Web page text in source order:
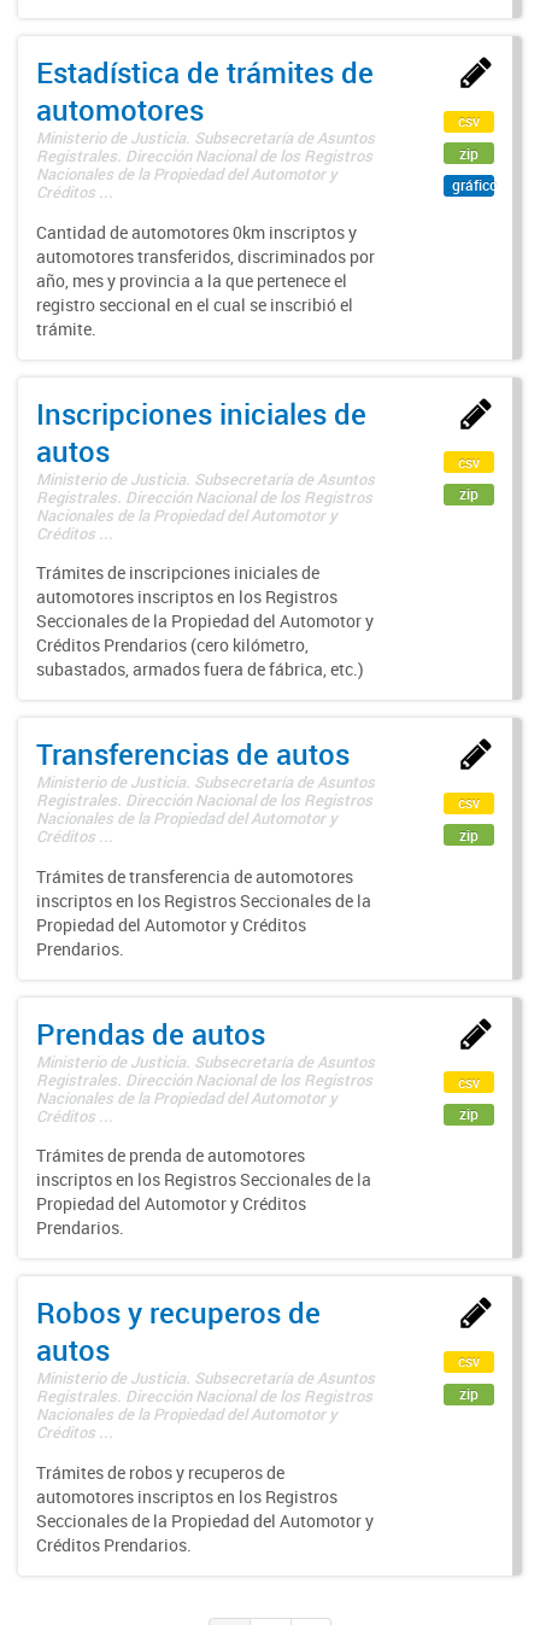
Estadística de trámites de
automotores
Ministerio de Justicia. Subsecretaría de Asuntos
Registrales. Dirección Nacional de los Registros
Nacionales de la Propiedad del Automotor y
Créditos ...
Cantidad de automotores 0km inscriptos y
automotores transferidos, discriminados por
año, mes y provincia a la que pertenece el
registro seccional en el cual se inscribió el
trámite.
csv
zip
gráfico
Inscripciones iniciales de
autos
Ministerio de Justicia. Subsecretaría de Asuntos
Registrales. Dirección Nacional de los Registros
Nacionales de la Propiedad del Automotor y
Créditos ...
Trámites de inscripciones iniciales de
automotores inscriptos en los Registros
Seccionales de la Propiedad del Automotor y
Créditos Prendarios (cero kilómetro,
subastados, armados fuera de fábrica, etc.)
csv
zip
Transferencias de autos
Ministerio de Justicia. Subsecretaría de Asuntos
Registrales. Dirección Nacional de los Registros
Nacionales de la Propiedad del Automotor y
Créditos ...
Trámites de transferencia de automotores
inscriptos en los Registros Seccionales de la
Propiedad del Automotor y Créditos
Prendarios.
csv
zip
Prendas de autos
Ministerio de Justicia. Subsecretaría de Asuntos
Registrales. Dirección Nacional de los Registros
Nacionales de la Propiedad del Automotor y
Créditos ...
Trámites de prenda de automotores
inscriptos en los Registros Seccionales de la
Propiedad del Automotor y Créditos
Prendarios.
csv
zip
Robos y recuperos de
autos
Ministerio de Justicia. Subsecretaría de Asuntos
Registrales. Dirección Nacional de los Registros
Nacionales de la Propiedad del Automotor y
Créditos ...
Trámites de robos y recuperos de
automotores inscriptos en los Registros
Seccionales de la Propiedad del Automotor y
Créditos Prendarios.
csv
zip